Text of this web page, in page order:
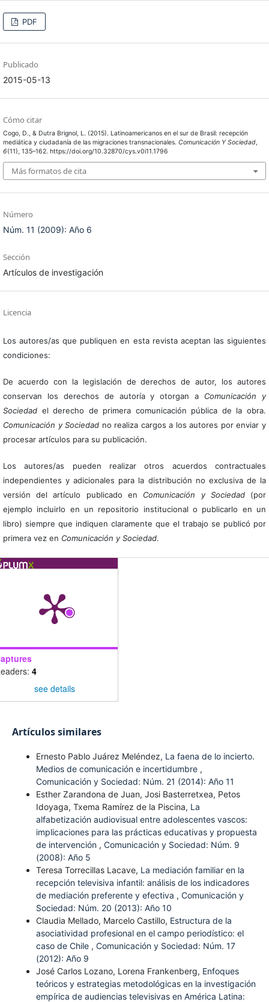
PDF
Publicado
2015-05-13
Cómo citar
Cogo, D., & Dutra Brignol, L. (2015). Latinoamericanos en el sur de Brasil: recepción
mediática y ciudadanía de las migraciones transnacionales. Comunicación Y Sociedad,
6(11), 135–162. https://doi.org/10.32870/cys.v0i11.1796
Más formatos de cita
Número
Núm. 11 (2009): Año 6
Sección
Artículos de investigación
Licencia
Los autores/as que publiquen en esta revista aceptan las siguientes
condiciones:
De acuerdo con la legislación de derechos de autor, los autores
conservan los derechos de autoría y otorgan a Comunicación y
Sociedadel derecho de primera comunicación pública de la obra.
Comunicación y Sociedad no realiza cargos a los autores por enviar y
procesar artículos para su publicación.
Los autores/as pueden realizar otros acuerdos contractuales
independientes y adicionales para la distribución no exclusiva de la
versión del artículo publicado en Comunicación y Sociedad(por
ejemplo incluirlo en un repositorio institucional o publicarlo en un
libro) siempre que indiquen claramente que el trabajo se publicó por
primera vez en Comunicación y Sociedad.
4
see details
Artículos similares
Ernesto Pablo Juárez Meléndez, La faena de lo incierto.
Medios de comunicación e incertidumbre ,
Comunicación y Sociedad: Núm. 21 (2014): Año 11
Esther Zarandona de Juan, Josi Basterretxea, Petos
Idoyaga, Txema Ramírez de la Piscina, La
alfabetización audiovisual entre adolescentes vascos:
implicaciones para las prácticas educativas y propuesta
de intervención , Comunicación y Sociedad: Núm. 9
(2008): Año 5
Teresa Torrecillas Lacave, La mediación familiar en la
recepción televisiva infantil: análisis de los indicadores
de mediación preferente y efectiva , Comunicación y
Sociedad: Núm. 20 (2013): Año 10
Claudia Mellado, Marcelo Castillo, Estructura de la
asociatividad profesional en el campo periodístico: el
caso de Chile , Comunicación y Sociedad: Núm. 17
(2012): Año 9
José Carlos Lozano, Lorena Frankenberg, Enfoques
teóricos y estrategias metodológicas en la investigación
empírica de audiencias televisivas en América Latina: